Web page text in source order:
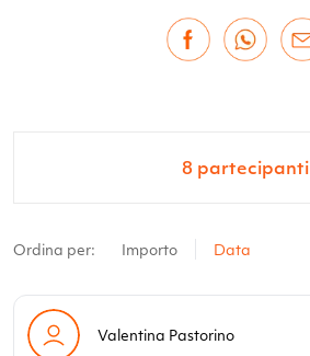
8partecipanti
Ordina per: Importo Data
Valentina Pastorino